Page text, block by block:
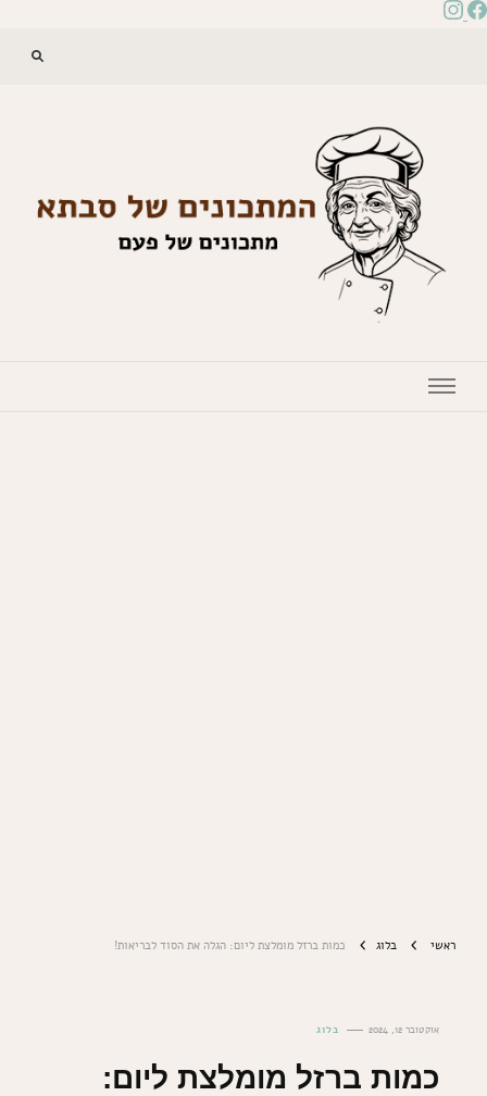
ראשי בלוג כמות ברזל מומלצת ליום: הגלה את הסוד לבריאות!
אוקטובר 12, 2024 בלוג
כמות ברזל מומלצת ליום: